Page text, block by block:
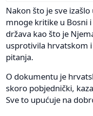
Nakon što je sve
mnoge kritike u Bosni
država kao što je
usprotivila hrvatskom
pitanja.
O dokumentu je
skoro pobjednički,
Sve to upućuje na